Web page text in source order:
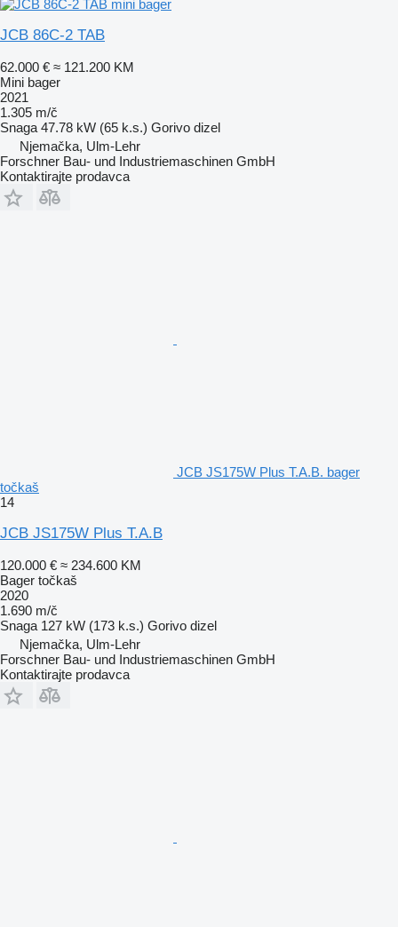
JCB 86C-2 TAB
62.000 € ≈ 121.200 KM
Mini bager
2021
1.305 m/č
Snaga 47.78 kW (65 k.s.) Gorivo dizel
Njemačka, Ulm-Lehr
Forschner Bau- und Industriemaschinen GmbH
Kontaktirajte prodavca
JCB JS175W Plus T.A.B. bager
točkaš
14
JCB JS175W Plus T.A.B
120.000 € ≈ 234.600 KM
Bager točkaš
2020
1.690 m/č
Snaga 127 kW (173 k.s.) Gorivo dizel
Njemačka, Ulm-Lehr
Forschner Bau- und Industriemaschinen GmbH
Kontaktirajte prodavca